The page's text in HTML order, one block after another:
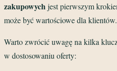
zakupowychjest pierwszym
może być wartościowe dla klientów.
Warto zwrócić uwagę na kilka
w dostosowaniu oferty: